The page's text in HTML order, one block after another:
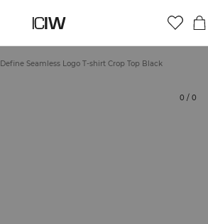
Define Seamless Logo T-shirt Crop Top Black
0 / 0